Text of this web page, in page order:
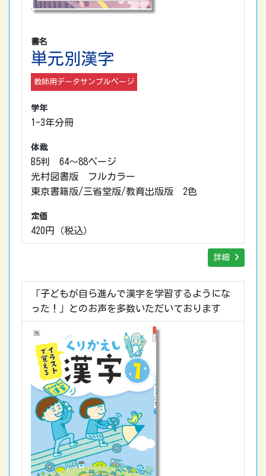
書名
単元別漢字
教師用データサンプルページ
学年
1-3年分冊
体裁
B5判 64～88ページ
光村図書版 フルカラー
東京書籍版/三省堂版/教育出版版 2色
定価
420円（税込）
詳細
「子どもが自ら進んで漢字を学習するようにな
った！」とのお声を多数いただいております